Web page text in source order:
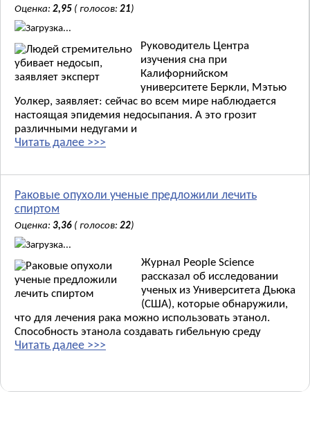
Оценка: 2,95 ( голосов: 21)
Загрузка...
Руководитель Центра
изучения сна при
Калифорнийском
университете Беркли, Мэтью
Уолкер, заявляет: сейчас во всем мире наблюдается
настоящая эпидемия недосыпания. А это грозит
различными недугами и
Читать далее >>>
Раковые опухоли ученые предложили лечить
спиртом
Оценка: 3,36 ( голосов: 22)
Загрузка...
Журнал People Science
рассказал об исследовании
ученых из Университета Дьюка
(США), которые обнаружили,
что для лечения рака можно использовать этанол.
Способность этанола создавать гибельную среду
Читать далее >>>